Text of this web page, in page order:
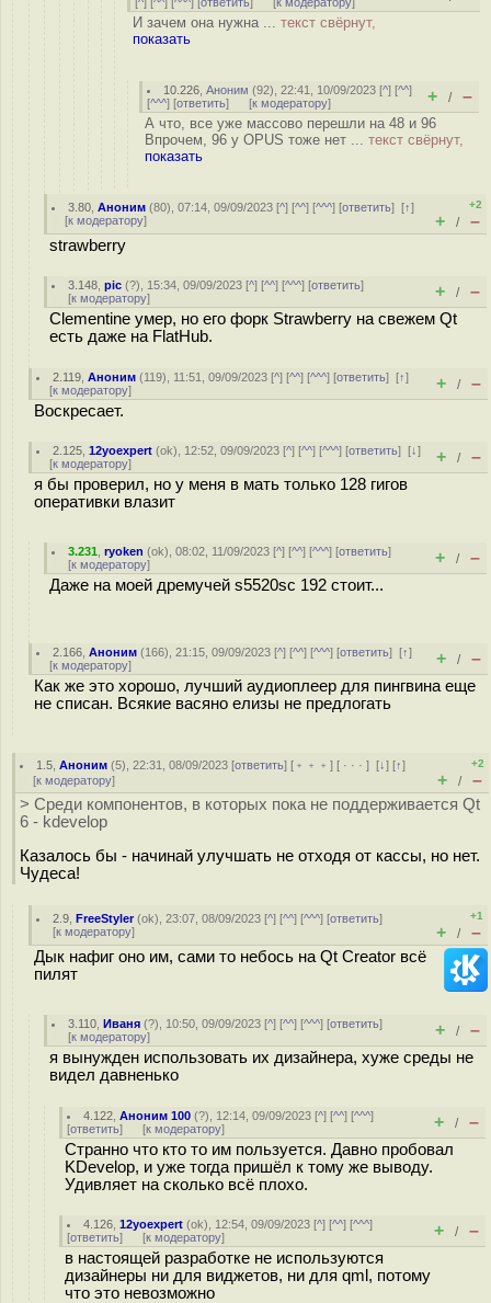
И зачем она нужна ... текст свёрнут,
показать
10.226 ,Аноним (92), 22:41, 10/09/2023 [^] [^^]
[^^^] [ответить] [к модератору] + / –
А что, все уже массово перешли на 48 и 96
Впрочем, 96 у OPUS тоже нет ... текст свёрнут,
показать
3.80 ,Аноним (80), 07:14, 09/09/2023 [^] [^^] [^^^] [ответить][↑]
[к модератору]
+2
+ / –
strawberry
3.148 ,pic (?), 15:34, 09/09/2023 [^] [^^] [^^^] [ответить]
[к модератору] + / –
Clementine умер, но его форк Strawberry на свежем Qt
есть даже на FlatHub.
2.119 ,Аноним (119), 11:51, 09/09/2023 [^] [^^] [^^^] [ответить][↑]
[к модератору] + / –
Воскресает.
2.125 ,12yoexpert (ok), 12:52, 09/09/2023 [^] [^^] [^^^] [ответить][↓]
[к модератору] + / –
я бы проверил, но у меня в мать только 128 гигов
оперативки влазит
3.231 ,ryoken (ok), 08:02, 11/09/2023 [^] [^^] [^^^] [ответить]
[к модератору] + / –
Даже на моей дремучей s5520sc 192 стоит...
2.166 ,Аноним (166), 21:15, 09/09/2023 [^] [^^] [^^^] [ответить][↑]
[к модератору] + / –
Как же это хорошо, лучший аудиоплеер для пингвина еще
не списан. Всякие васяно елизы не предлогать
1.5 ,Аноним (5), 22:31, 08/09/2023 [ответить] [ ﹢﹢﹢] [ · · ·][↓] [↑]
[к модератору]
+2
+ / –
> Среди компонентов, в которых пока не поддерживается Qt
6 - kdevelop
Казалось бы - начинай улучшать не отходя от кассы, но нет.
Чудеса!
2.9 ,FreeStyler(ok), 23:07, 08/09/2023 [^] [^^] [^^^] [ответить]
[к модератору]
+1
+ / –
Дык нафиг оно им, сами то небось на Qt Creator всё
пилят
3.110 ,Иваня (?), 10:50, 09/09/2023 [^] [^^] [^^^] [ответить]
[к модератору] + / –
я вынужден использовать их дизайнера, хуже среды не
видел давненько
4.122 ,Аноним 100 (?), 12:14, 09/09/2023 [^] [^^] [^^^]
[ответить] [к модератору] + / –
Странно что кто то им пользуется. Давно пробовал
KDevelop, и уже тогда пришёл к тому же выводу.
Удивляет на сколько всё плохо.
4.126 ,12yoexpert (ok), 12:54, 09/09/2023 [^] [^^] [^^^]
[ответить] [к модератору] + / –
в настоящей разработке не используются
дизайнеры ни для виджетов, ни для qml, потому
что это невозможно